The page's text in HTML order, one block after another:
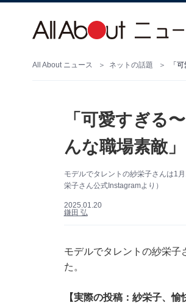
All About ニュース ネットの話題 「
「可愛すぎる
んな職場素敵
モデルでタレントの紗栄子さんは1
栄子さん公式Instagramより）
2025.01.20
鎌田 弘
モデルでタレントの紗栄子
た。
【実際の投稿：紗栄子、愉